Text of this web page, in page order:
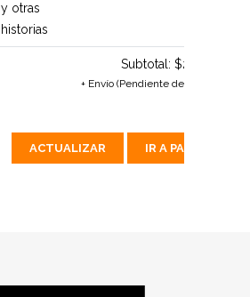
y otras
historias
Subtotal: $283 MX
+ Envío (Pendiente de calcular)
ACTUALIZAR IR A PAGAR